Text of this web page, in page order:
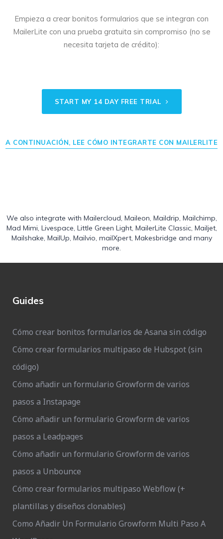
Empieza a crear bonitos formularios que se integran con
MailerLite con una prueba gratuita sin compromiso (no se
necesita tarjeta de crédito):
START MY 14 DAY FREE TRIAL
A CONTINUACIÓN, LEE CÓMO INTEGRARTE CON MAILERLITE
We also integrate with Mailercloud, Maileon, Maildrip, Mailchimp,
Mad Mimi, Livespace, Little Green Light, MailerLite Classic, Mailjet,
Mailshake, MailUp, Mailvio, mailXpert, Makesbridge and many
more.
Guides
Cómo crear bonitos formularios de Asana sin código
Cómo crear formularios multipaso de Hubspot (sin
código)
Cómo añadir un formulario Growform de varios
pasos a Instapage
Cómo añadir un formulario Growform de varios
pasos a Leadpages
Cómo añadir un formulario Growform de varios
pasos a Unbounce
Cómo crear formularios multipaso Webflow (+
plantillas y diseños clonables)
Como Añadir Un Formulario Growform Multi Paso A